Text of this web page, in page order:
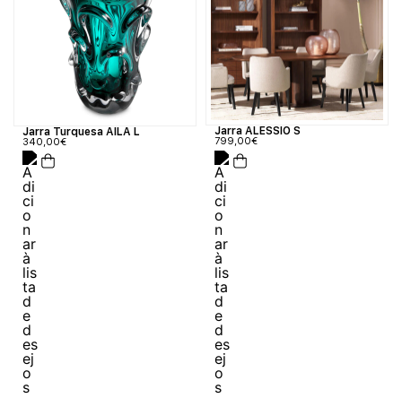
Jarra Turquesa AILA L
340,00€
Jarra ALESSIO S
799,00€